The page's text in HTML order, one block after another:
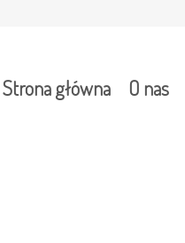
Strona główna O nas